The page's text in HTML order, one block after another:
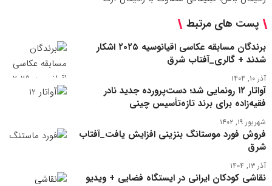
پست های مرتبط
برندگان مسابقه عکاسی اقیانوسیه ۲۰۲۵ اشکار
شدند + گالری_آفتاب شرق
آذر ۱۰, ۱۴۰۴
آواتار ۱۲ رونمایی شد؛ دست‌پرورده جدید نادر
فقیه‌زاده برای برند تازه‌تأسیس چینی
شهریور ۱۹, ۱۴۰۲
فروش فورد موستانگ بنزینی افزایش یافت_آفتاب
شرق
آذر ۱۳, ۱۴۰۴
نقاشی کودکان ایرانی در ایستگاه فضایی + ویدیو